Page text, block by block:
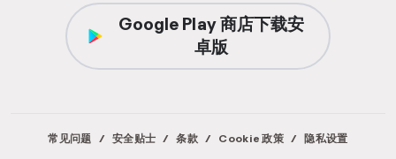
Google Play 商店下载安
卓版
常见问题 / 安全贴士 / 条款 / Cookie 政策 / 隐私设置